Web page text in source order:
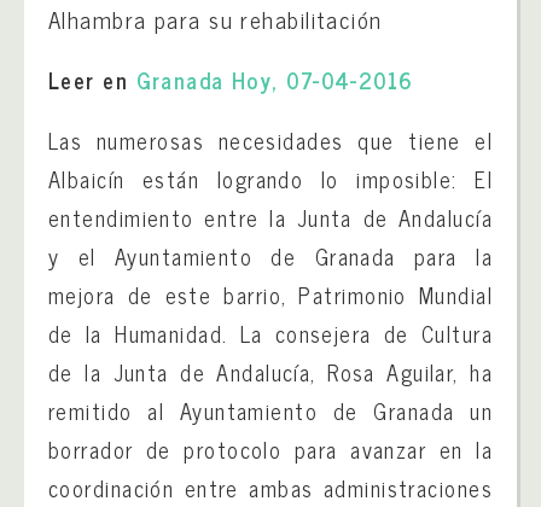
Alhambra para su rehabilitación
Leer en Granada Hoy, 07-04-2016
Las numerosas necesidades que tiene el
Albaicín están logrando lo imposible: El
entendimiento entre la Junta de Andalucía
y el Ayuntamiento de Granada para la
mejora de este barrio, Patrimonio Mundial
de la Humanidad. La consejera de Cultura
de la Junta de Andalucía, Rosa Aguilar, ha
remitido al Ayuntamiento de Granada un
borrador de protocolo para avanzar en la
coordinación entre ambas administraciones